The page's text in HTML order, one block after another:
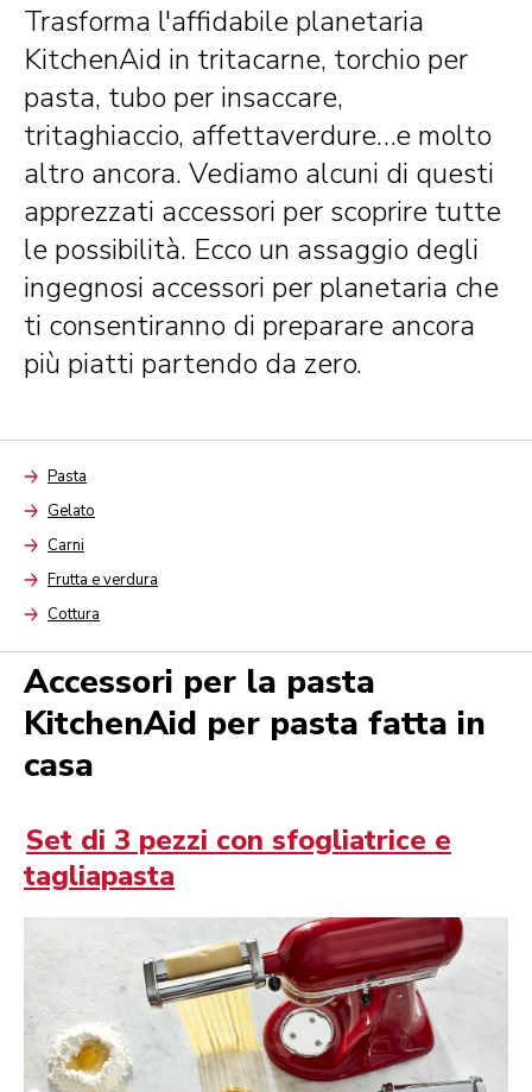
Trasforma l'affidabile planetaria
KitchenAid in tritacarne, torchio per
pasta, tubo per insaccare,
tritaghiaccio, affettaverdure…e molto
altro ancora. Vediamo alcuni di questi
apprezzati accessori per scoprire tutte
le possibilità. Ecco un assaggio degli
ingegnosi accessori per planetaria che
ti consentiranno di preparare ancora
più piatti partendo da zero.
Arrow
Pasta
Arrow
Gelato
Arrow
Carni
ArrowFrutta e verdura
ArrowCottura
Accessori per la pasta
KitchenAid per pasta fatta in
casa
Set di 3 pezzi con sfogliatrice e
tagliapasta